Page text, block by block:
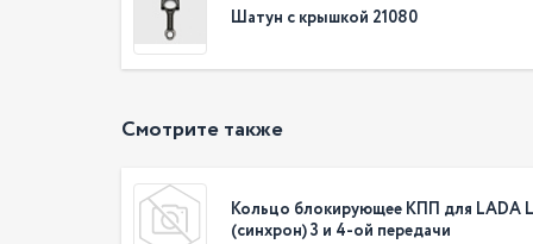
Шатун с крышкой 21080
Смотрите также
Кольцо блокирующее КПП для LADA
(синхрон) 3 и 4-ой передачи